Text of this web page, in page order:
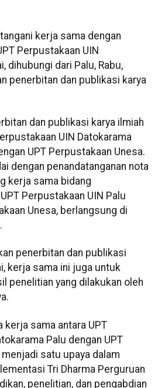
kerja sama dengan
Perpustakaan UIN
dihubungi dari Palu, Rabu,
penerbitan dan publikasi karya
dan publikasi karya ilmiah
UIN Datokarama
UPT Perpustakaan Unesa.
dengan penandatanganan nota
kerja sama bidang
Perpustakaan UIN Palu
Unesa, berlangsung di
penerbitan dan publikasi
kerja sama ini juga untuk
penelitian yang dilakukan oleh
kerja sama antara UPT
Palu dengan UPT
satu upaya dalam
Tri Dharma Perguruan
penelitian, dan pengabdian